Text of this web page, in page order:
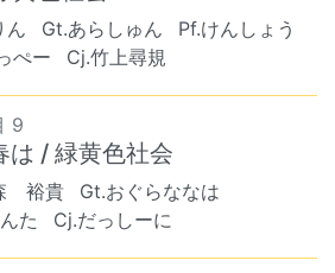
ん Gt.あらしゅん
Pf.けんしょう
ぺー Cj.竹上尋規
9
は / 緑黄色社会
裕貴
Gt.おぐらななは
た Cj.だっしーに